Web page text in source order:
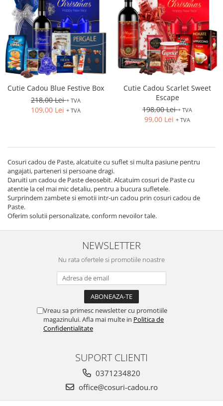
Cutie Cadou Blue Festive Box
218,00 Lei+ TVA
109,00 Lei + TVA
Cutie Cadou Scarlet Sweet
Escape
198,00 Lei+ TVA
99,00 Lei + TVA
Cosuri cadou de Paste, alcatuite cu suflet si multa pasiune pentru
angajati, parteneri si persoane dragi.
Daruiti un cadou de Paste deosebit. Alcatuim cosuri de Paste cu
atentie la cel mai mic detaliu, pentru a bucura sufletele.
Surprindem zambete si emotii intr-un cadou prin cosuri cadou de
Paste.
Oferim solutii personalizate, conform nevoilor tale.
NEWSLETTER
Nu rata ofertele si promotiile noastre
Vreau sa primesc newsletter cu promotiile
magazinului. Afla mai multe in Politica de
Confidentialitate
SUPORT CLIENTI
0371234820
office@cosuri-cadou.ro